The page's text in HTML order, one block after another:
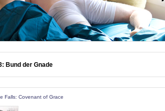
Bund der Gnade
Falls: Covenant of Grace